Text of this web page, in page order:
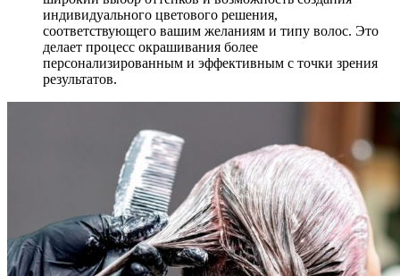
индивидуального цветового решения,
соответствующего вашим желаниям и типу волос. Это
делает процесс окрашивания более
персонализированным и эффективным с точки зрения
результатов.